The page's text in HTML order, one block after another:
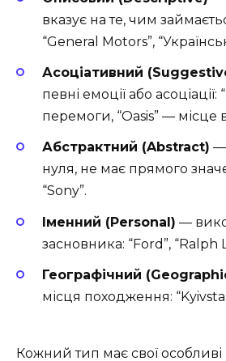
вказує на те, чим
“General Motors”,
Асоціативний
певні емоції або
перемоги, “Oasis” — місце
Абстрактний (Abstract) —
нуля, не має прямого
“Sony”.
Іменний (Personal) —
засновника: “Ford”, “Ralph
Географічний
місця походження:
Кожний тип має свої